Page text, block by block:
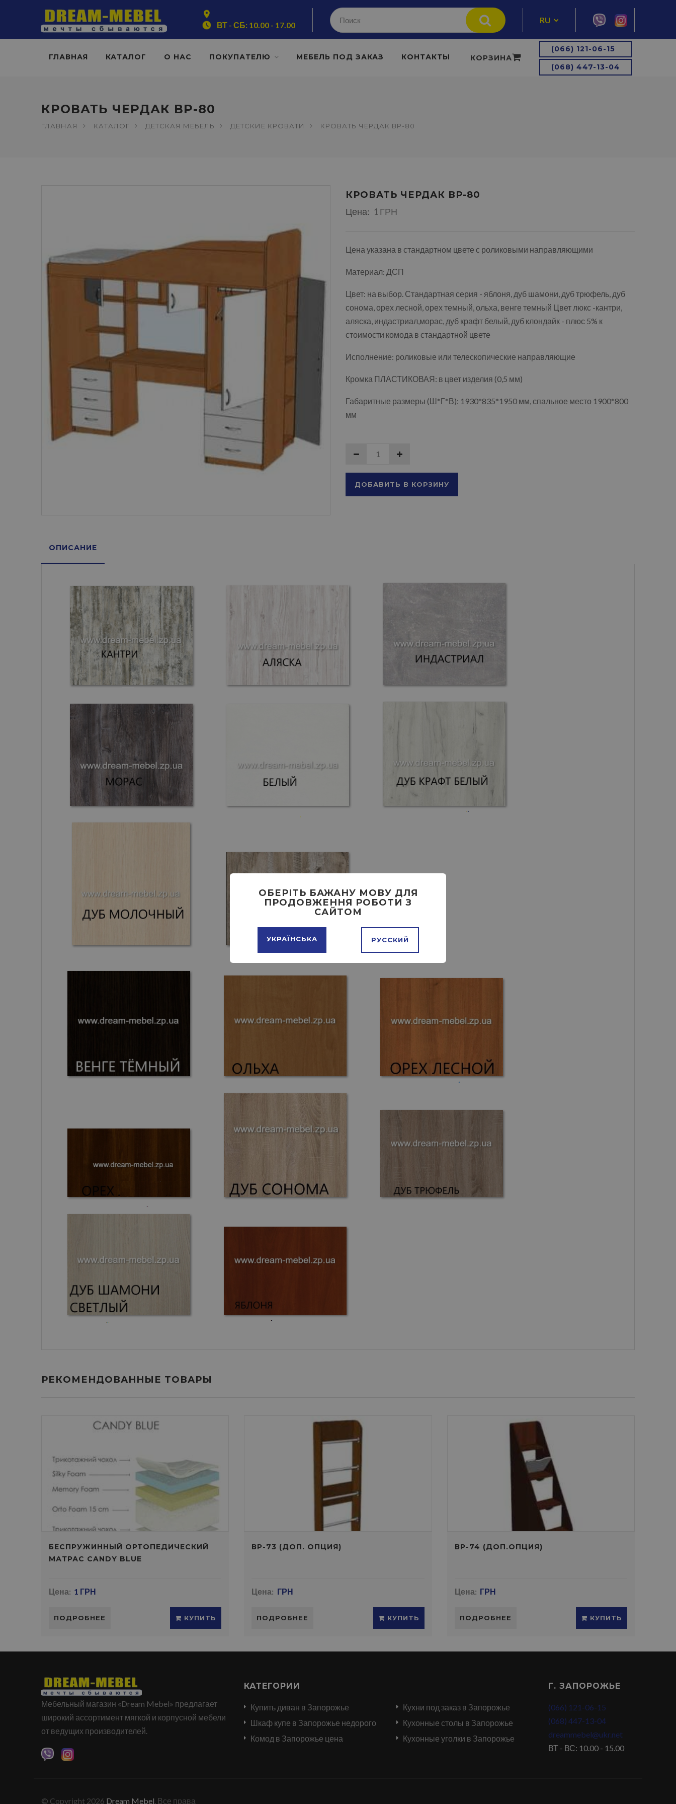
ВТ - СБ: 10.00 - 17.00
RU
ГЛАВНАЯ КАТАЛОГ О НАС ПОКУПАТЕЛЮ МЕБЕЛЬ ПОД ЗАКАЗ КОНТАКТЫ
(066) 121-06-15
(068) 447-13-04
КОРЗИНА
КРОВАТЬ ЧЕРДАК ВР-80
ГЛАВНАЯ КАТАЛОГ ДЕТСКАЯ МЕБЕЛЬ ДЕТСКИЕ КРОВАТИ КРОВАТЬ ЧЕРДАК ВР-80
КРОВАТЬ ЧЕРДАК ВР-80
Цена: 1 ГРН
Цена указана в стандартном цвете с роликовыми направляющими
Материал: ДСП
Цвет: на выбор. Стандартная серия - яблоня, дуб шамони, дуб трюфель, дуб
сонома, орех лесной, орех темный, ольха, венге темный Цвет люкс -кантри,
аляска, индастриал,морас, дуб крафт белый, дуб клондайк - плюс 5% к
стоимости комода в стандартной цвете
Исполнение: роликовые или телескопические направляющие
Кромка ПЛАСТИКОВАЯ: в цвет изделия (0,5 мм)
Габаритные размеры (Ш*Г*В): 1930*835*1950 мм, спальное место 1900*800
мм
ДОБАВИТЬ В КОРЗИНУ
ОПИСАНИЕ
РЕКОМЕНДОВАННЫЕ ТОВАРЫ
БЕСПРУЖИННЫЙ ОРТОПЕДИЧЕСКИЙ
МАТРАС CANDY BLUE
Цена: 1 ГРН
ПОДРОБНЕЕ КУПИТЬ
ВР-73 (ДОП. ОПЦИЯ)
Цена: ГРН
ПОДРОБНЕЕ КУПИТЬ
ВР-74 (ДОП.ОПЦИЯ)
Цена: ГРН
ПОДРОБНЕЕ КУПИТЬ
Мебельный магазин «Dream Mebel» предлагает
широкий ассортимент мягкой и корпусной мебели
от ведущих производителей.
КАТЕГОРИИ
Купить диван в Запорожье
Шкаф купе в Запорожье недорого
Комод в Запорожье цена
Кухни под заказ в Запорожье
Кухонные столы в Запорожье
Кухонные уголки в Запорожье
Г. ЗАПОРОЖЬЕ
(066) 121-06-15
(068) 447-13-04
dreammebel@ukr.net
ВТ - ВС: 10.00 - 15.00
© Copyright 2026 Dream Mebel. Все права
ОБЕРІТЬ БАЖАНУ МОВУ ДЛЯ
ПРОДОВЖЕННЯ РОБОТИ З
САЙТОМ
УКРАЇНСЬКА РУССКИЙ